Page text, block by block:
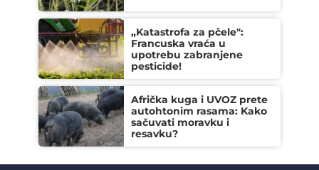
„Katastrofa za pčele":
Francuska vraća u
upotrebu zabranjene
pesticide!
Afrička kuga i UVOZ prete
autohtonim rasama: Kako
sačuvati moravku i
resavku?